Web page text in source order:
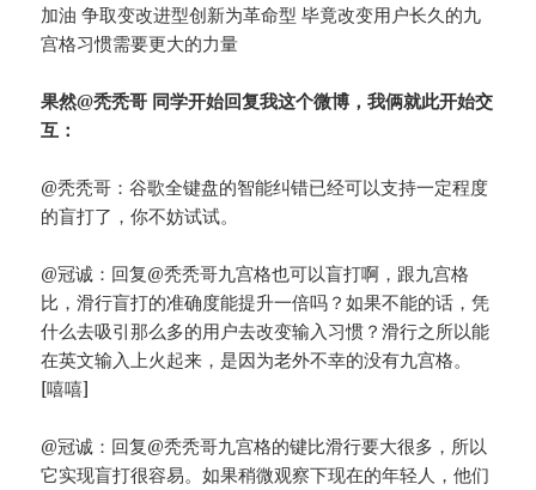
加油 争取变改进型创新为革命型 毕竟改变用户长久的九
宫格习惯需要更大的力量
果然@秃秃哥 同学开始回复我这个微博，我俩就此开始交
互：
@秃秃哥：谷歌全键盘的智能纠错已经可以支持一定程度
的盲打了，你不妨试试。
@冠诚：回复@秃秃哥九宫格也可以盲打啊，跟九宫格
比，滑行盲打的准确度能提升一倍吗？如果不能的话，凭
什么去吸引那么多的用户去改变输入习惯？滑行之所以能
在英文输入上火起来，是因为老外不幸的没有九宫格。
[嘻嘻]
@冠诚：回复@秃秃哥九宫格的键比滑行要大很多，所以
它实现盲打很容易。如果稍微观察下现在的年轻人，他们